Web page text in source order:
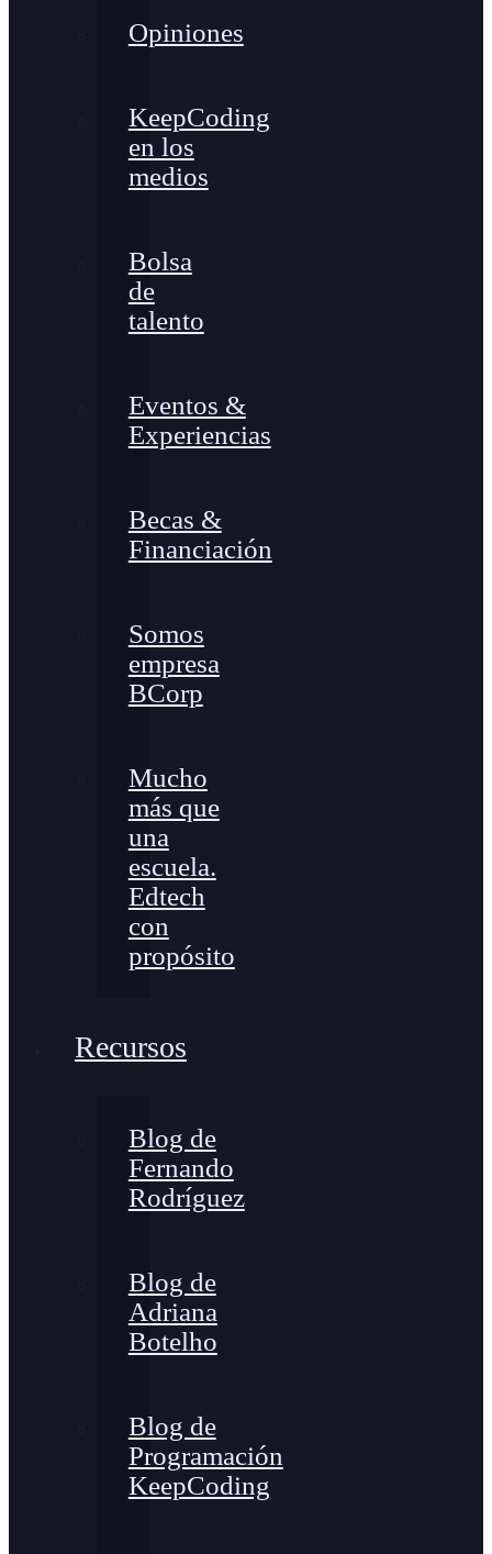
Opiniones
KeepCoding
en los
medios
Bolsa
de
talento
Eventos &
Experiencias
Becas &
Financiación
Somos
empresa
BCorp
Mucho
más que
una
escuela.
Edtech
con
propósito
Recursos
Blog de
Fernando
Rodríguez
Blog de
Adriana
Botelho
Blog de
Programación
KeepCoding